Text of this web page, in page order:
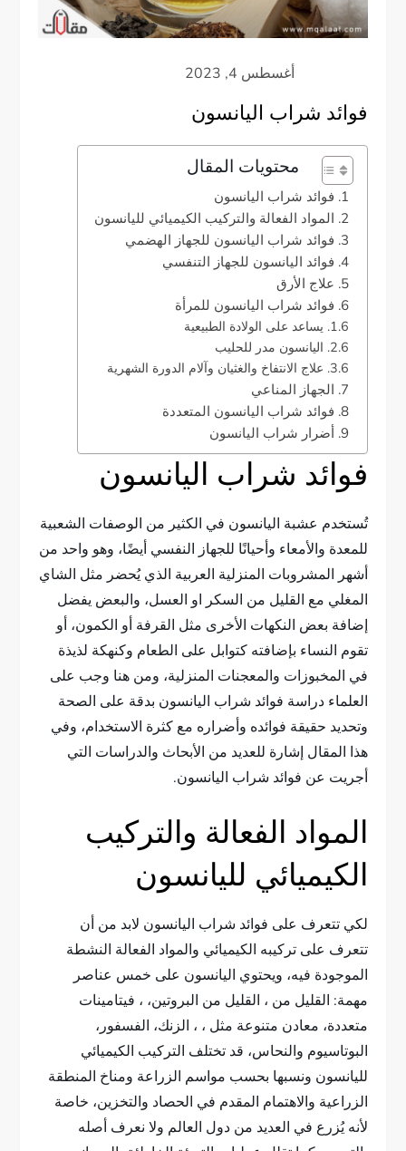
فوائد شراب اليانسون
محتويات المقال
فوائد شراب اليانسون
المواد الفعالة والتركيب الكيميائي لليانسون
فوائد شراب اليانسون للجهاز الهضمي
فوائد اليانسون للجهاز التنفسي
علاج الأرق
فوائد شراب اليانسون للمرأة
يساعد على الولادة الطبيعية
اليانسون مدر للحليب
علاج الانتفاخ والغثيان وآلام الدورة الشهرية
الجهاز المناعي
فوائد شراب اليانسون المتعددة
أضرار شراب اليانسون
فوائد شراب اليانسون
تُستخدم عشبة اليانسون في الكثير من الوصفات الشعبية
للمعدة والأمعاء وأحيانًا للجهاز النفسي أيضًا، وهو واحد من
أشهر المشروبات المنزلية العربية الذي يُحضر مثل الشاي
المغلي مع القليل من السكر او العسل، والبعض يفضل
إضافة بعض النكهات الأخرى مثل القرفة أو الكمون، أو
تقوم النساء بإضافته كتوابل على الطعام وكنهكة لذيذة
في المخبوزات والمعجنات المنزلية، ومن هنا وجب على
العلماء دراسة فوائد شراب اليانسون بدقة على الصحة
وتحديد حقيقة فوائده وأضراره مع كثرة الاستخدام، وفي
هذا المقال إشارة للعديد من الأبحاث والدراسات التي
أجريت عن فوائد شراب اليانسون.
المواد الفعالة والتركيب
الكيميائي لليانسون
لكي تتعرف على فوائد شراب اليانسون لابد من أن
تتعرف على تركيبه الكيميائي والمواد الفعالة النشطة
الموجودة فيه، ويحتوي اليانسون على خمس عناصر
مهمة: القليل من ، القليل من البروتين، ، فيتامينات
متعددة، معادن متنوعة مثل ، ، الزنك، الفسفور،
البوتاسيوم والنحاس، قد تختلف التركيب الكيميائي
لليانسون ونسبها بحسب مواسم الزراعة ومناخ المنطقة
الزراعية والاهتمام المقدم في الحصاد والتخزين، خاصة
لأنه يُزرع في العديد من دول العالم ولا نعرف أصله